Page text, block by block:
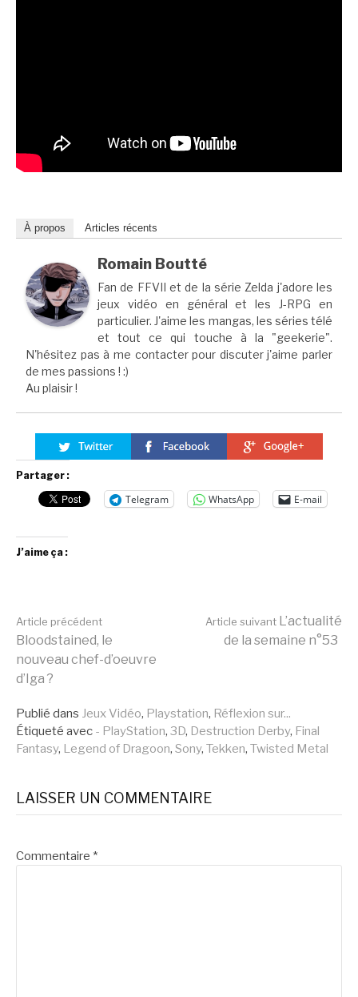
À propos Articles récents
Romain Boutté
Fan de FFVII et de la série Zelda j'adore les
jeux vidéo en général et les J-RPG en
particulier. J'aime les mangas, les séries télé
et tout ce qui touche à la "geekerie".
N'hésitez pas à me contacter pour discuter j'aime parler
de mes passions ! :)
Au plaisir !
Partager :
Telegram WhatsApp E-mail
J’aime ça :
Lire
la
suite
Article précédent
Bloodstained, le
nouveau chef-d’oeuvre
d’Iga ?
Article suivant L’actualité
de la semaine n°53
Publié dans Jeux Vidéo, Playstation, Réflexion sur...
Étiqueté avec - PlayStation, 3D, Destruction Derby, Final
Fantasy, Legend of Dragoon, Sony, Tekken, Twisted Metal
LAISSER UN COMMENTAIRE
Commentaire *